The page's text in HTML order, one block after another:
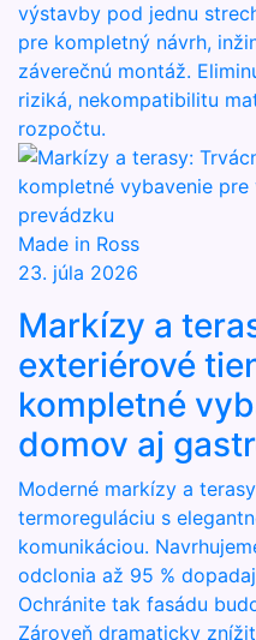
výstavby pod jednu
pre kompletný návrh,
záverečnú montáž.
riziká, nekompatibilitu
rozpočtu.
Made in Ross
23. júla 2026
Markízy a
exteriérové
kompletné
domov aj
Moderné markízy a
termoreguláciu s
komunikáciou.
odclonia až 95 %
Ochránite tak fasádu
Zároveň dramaticky